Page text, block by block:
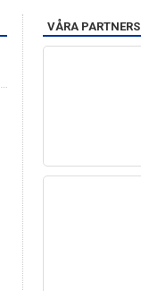
VÅRA PARTNERS